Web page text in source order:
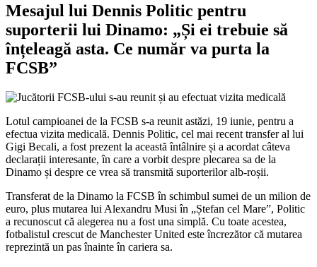
Mesajul lui Dennis Politic pentru
suporterii lui Dinamo: „Și ei trebuie să
înțeleagă asta. Ce număr va purta la
FCSB”
Lotul campioanei de la FCSB s-a reunit astăzi, 19 iunie, pentru a
efectua vizita medicală. Dennis Politic, cel mai recent transfer al lui
Gigi Becali, a fost prezent la această întâlnire și a acordat câteva
declarații interesante, în care a vorbit despre plecarea sa de la
Dinamo și despre ce vrea să transmită suporterilor alb-roșii.
Transferat de la Dinamo la FCSB în schimbul sumei de un milion de
euro, plus mutarea lui Alexandru Musi în „Ștefan cel Mare”, Politic
a recunoscut că alegerea nu a fost una simplă. Cu toate acestea,
fotbalistul crescut de Manchester United este încrezător că mutarea
reprezintă un pas înainte în cariera sa.